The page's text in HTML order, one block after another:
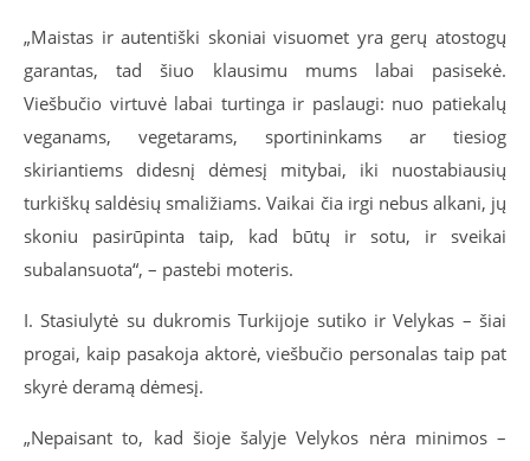
„Maistas ir autentiški skoniai visuomet yra gerų atostogų
garantas, tad šiuo klausimu mums labai pasisekė.
Viešbučio virtuvė labai turtinga ir paslaugi: nuo patiekalų
veganams, vegetarams, sportininkams ar tiesiog
skiriantiems didesnį dėmesį mitybai, iki nuostabiausių
turkiškų saldėsių smaližiams. Vaikai čia irgi nebus alkani, jų
skoniu pasirūpinta taip, kad būtų ir sotu, ir sveikai
subalansuota“, – pastebi moteris.
I. Stasiulytė su dukromis Turkijoje sutiko ir Velykas – šiai
progai, kaip pasakoja aktorė, viešbučio personalas taip pat
skyrė deramą dėmesį.
„Nepaisant to, kad šioje šalyje Velykos nėra minimos –